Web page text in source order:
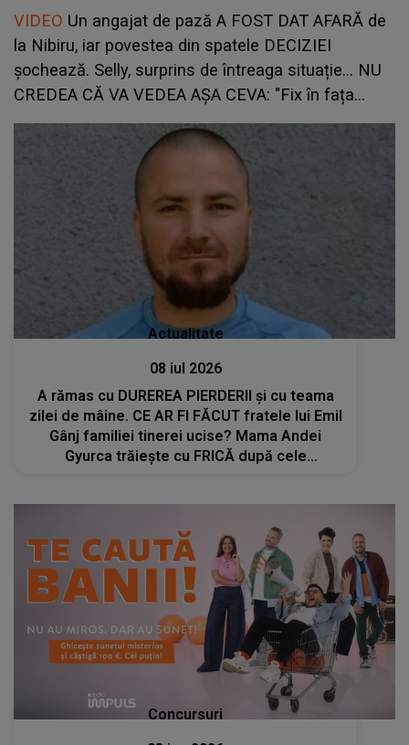
VIDEO Un angajat de pază A FOST DAT AFARĂ de
la Nibiru, iar povestea din spatele DECIZIEI
șochează. Selly, surprins de întreaga situație... NU
CREDEA CĂ VA VEDEA AȘA CEVA: "Fix în fața
unui..."
Actualitate
08 iul 2026
A rămas cu DUREREA PIERDERII și cu teama
zilei de mâine. CE AR FI FĂCUT fratele lui Emil
Gânj familiei tinerei ucise? Mama Andei
Gyurca trăiește cu FRICĂ după cele
Concursuri